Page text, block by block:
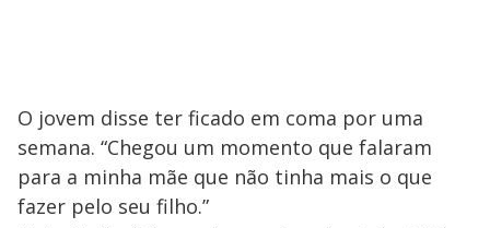
O jovem disse ter ficado em coma por uma
semana. “Chegou um momento que falaram
para a minha mãe que não tinha mais o que
fazer pelo seu filho.”